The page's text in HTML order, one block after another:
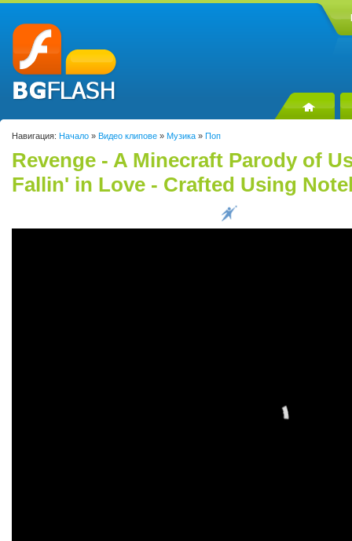
Навигация: Начало » Видео клипове » Музика » Поп
Revenge - A Minecraft Parody of
Fallin' in Love - Crafted Using